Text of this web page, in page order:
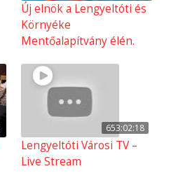
Új elnök a Lengyeltóti és
Környéke
Mentőalapítvány élén.
653:02:18
Lengyeltóti Városi TV –
Live Stream